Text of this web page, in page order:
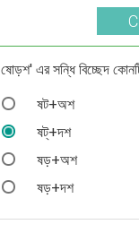
ষোড়শ' এর সন্ধি বিচ্ছেদ
ষট+অশ
ষট্‌+দশ
ষড়+অশ
ষড়+দশ